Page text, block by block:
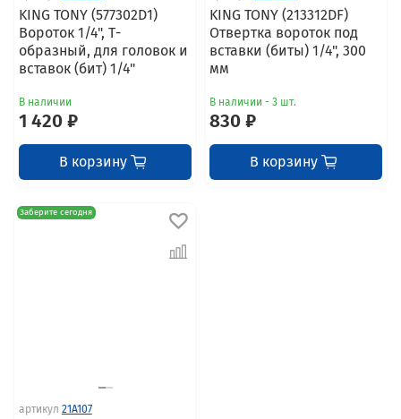
KING TONY (577302D1)
Вороток 1/4", Т-
образный, для головок и
вставок (бит) 1/4"
В наличии
1 420 ₽
В корзину
KING TONY (213312DF)
Отвертка вороток под
вставки (биты) 1/4", 300
мм
В наличии - 3 шт.
830 ₽
В корзину
Заберите сегодня
артикул 21A107